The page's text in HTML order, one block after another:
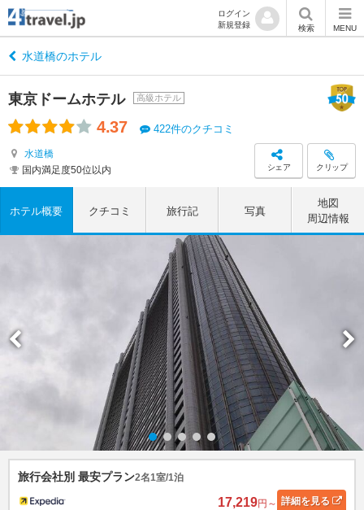
ログイン
新規登録
検索 MENU
水道橋のホテル
東京ドームホテル 高級ホテル
4.37 422件のクチコミ
水道橋
国内満足度50位以内
シェア クリップ
ホテル概要 クチコミ 旅行記 写真
地図
周辺情報
旅行会社別 最安プラン2名1室/1泊
17,219円～ 詳細を見る